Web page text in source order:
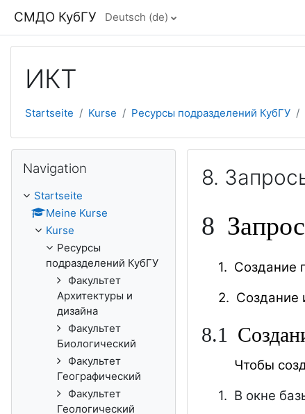
СМДО КубГУ Deutsch ‎(de)‎
ИКТ
Startseite Kurse Ресурсы подразделений КубГУ
8.
8
1. Создание
2. Создание
8.1
Чтобы
1. В окне
Navigation
Startseite
Meine Kurse
Kurse
Ресурсы
подразделений КубГУ
Факультет
Архитектуры и
дизайна
Факультет
Биологический
Факультет
Географический
Факультет
Геологический